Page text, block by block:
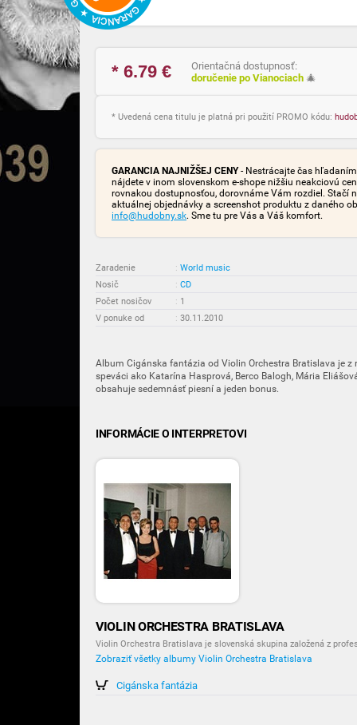
* 6.79 €
Orientačná dostupnosť:
doručenie po Vianociach 🎄
* Uvedená cena titulu je platná pri použití PROMO kódu:
GARANCIA NAJNIŽŠEJ CENY- Nestrácajte čas
nájdete v inom slovenskom e-shope nižšiu neakciovú
rovnakou dostupnosťou, dorovnáme Vám rozdiel. Stačí
aktuálnej objednávky a screenshot produktu z daného
info@hudobny.sk. Sme tu pre Vás a Váš komfort.
Zaradenie : World music
Nosič
: CD
Počet nosičov
: 1
V ponuke od
: 30.11.2010
Album Cigánska fantázia od Violin Orchestra Bratislava je z
speváci ako Katarína Hasprová, Berco Balogh, Mária
obsahuje sedemnásť piesní a jeden bonus.
INFORMÁCIE O INTERPRETOVI
VIOLIN ORCHESTRA BRATISLAVA
Violin Orchestra Bratislava je slovenská skupina založená z
Zobraziť všetky albumy Violin Orchestra Bratislava
Cigánska fantázia